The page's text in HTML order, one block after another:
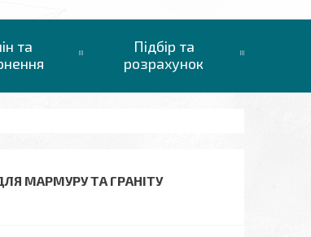
та
Підбір та
розрахунок
МАРМУРУ ТА ГРАНІТУ